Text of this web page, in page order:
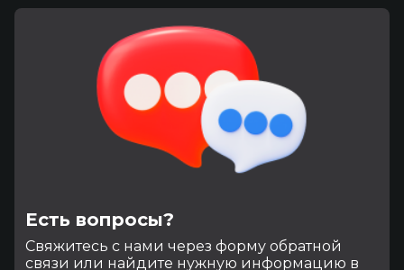
Есть вопросы?
Cвяжитесь с нами через форму обратной
связи или найдите нужную информацию в